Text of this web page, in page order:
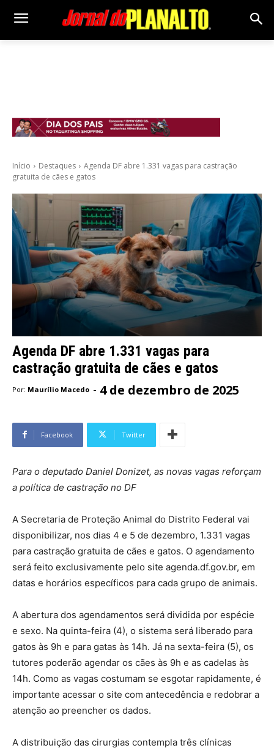
Início Destaques
Agenda DF abre 1.331 vagas para castração
gratuita de cães e gatos
Agenda DF abre 1.331 vagas para
castração gratuita de cães e gatos
Por: Maurílio Macedo - 4 de dezembro de 2025
Facebook Twitter
Para o deputado Daniel Donizet, as novas vagas reforçam
a política de castração no DF
A Secretaria de Proteção Animal do Distrito Federal vai
disponibilizar, nos dias 4 e 5 de dezembro, 1.331 vagas
para castração gratuita de cães e gatos. O agendamento
será feito exclusivamente pelo site agenda.df.gov.br, em
datas e horários específicos para cada grupo de animais.
A abertura dos agendamentos será dividida por espécie
e sexo. Na quinta-feira (4), o sistema será liberado para
gatos às 9h e para gatas às 14h. Já na sexta-feira (5), os
tutores poderão agendar os cães às 9h e as cadelas às
14h. Como as vagas costumam se esgotar rapidamente, é
importante acessar o site com antecedência e redobrar a
atenção ao preencher os dados.
A distribuição das cirurgias contempla três clínicas